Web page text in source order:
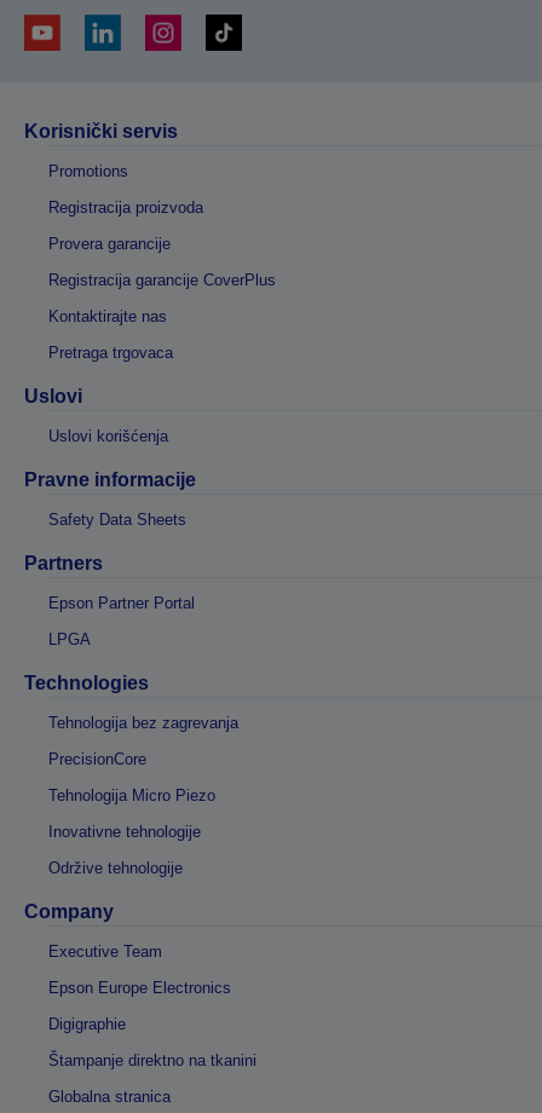
Korisnički servis
Promotions
Registracija proizvoda
Provera garancije
Registracija garancije CoverPlus
Kontaktirajte nas
Pretraga trgovaca
Uslovi
Uslovi korišćenja
Pravne informacije
Safety Data Sheets
Partners
Epson Partner Portal
LPGA
Technologies
Tehnologija bez zagrevanja
PrecisionCore
Tehnologija Micro Piezo
Inovativne tehnologije
Održive tehnologije
Company
Executive Team
Epson Europe Electronics
Digigraphie
Štampanje direktno na tkanini
Globalna stranica